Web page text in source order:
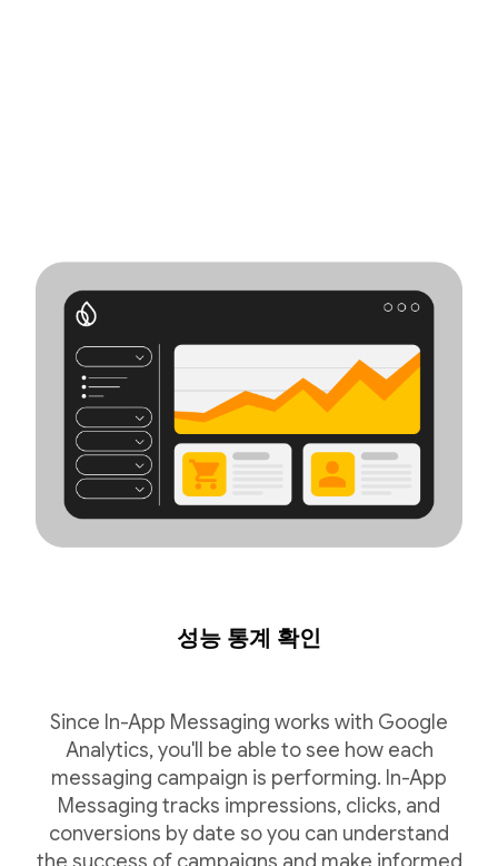
성능 통계 확인
Since In-App Messaging works with Google
Analytics, you'll be able to see how each
messaging campaign is performing. In-App
Messaging tracks impressions, clicks, and
conversions by date so you can understand